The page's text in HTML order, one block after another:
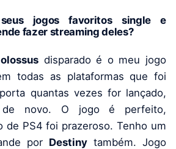
jogos favoritos single e
fazer streaming deles?
disparado é o meu jogo
todas as plataformas que foi
quantas vezes for lançado,
de novo. O jogo é perfeito,
de PS4 foi prazeroso. Tenho um
por Destiny também. Jogo